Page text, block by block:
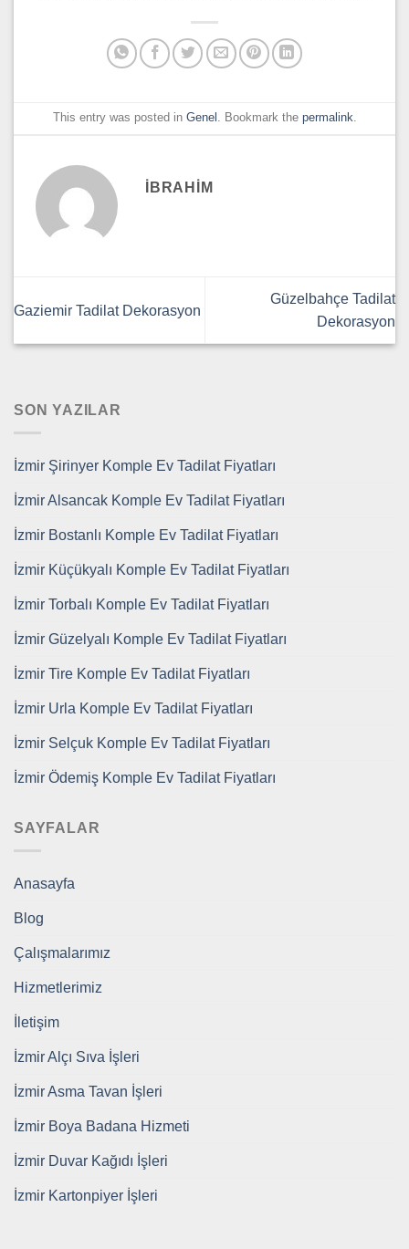
This entry was posted in Genel . Bookmark the permalink.
IBRAHIM
Gaziemir Tadilat Dekorasyon
Güzelbahçe Tadilat
Dekorasyon
SON YAZILAR
İzmir Şirinyer Komple Ev Tadilat Fiyatları
İzmir Alsancak Komple Ev Tadilat Fiyatları
İzmir Bostanlı Komple Ev Tadilat Fiyatları
İzmir Küçükyalı Komple Ev Tadilat Fiyatları
İzmir Torbalı Komple Ev Tadilat Fiyatları
İzmir Güzelyalı Komple Ev Tadilat Fiyatları
İzmir Tire Komple Ev Tadilat Fiyatları
İzmir Urla Komple Ev Tadilat Fiyatları
İzmir Selçuk Komple Ev Tadilat Fiyatları
İzmir Ödemiş Komple Ev Tadilat Fiyatları
SAYFALAR
Anasayfa
Blog
Çalışmalarımız
Hizmetlerimiz
İletişim
İzmir Alçı Sıva İşleri
İzmir Asma Tavan İşleri
İzmir Boya Badana Hizmeti
İzmir Duvar Kağıdı İşleri
İzmir Kartonpiyer İşleri